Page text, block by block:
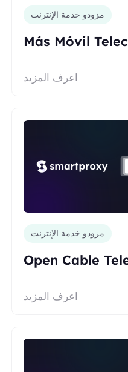
مزودو خدمة الإنترنت
Más Móvil
اعرف المزيد
مزودو خدمة الإنترنت
Open Cable
اعرف المزيد